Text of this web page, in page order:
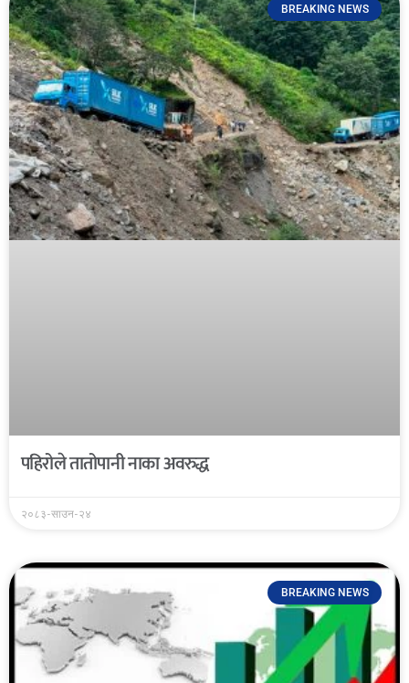
BREAKING NEWS
पहिरोले तातोपानी नाका अवरुद्ध
२०८३-साउन-२४
BREAKING NEWS